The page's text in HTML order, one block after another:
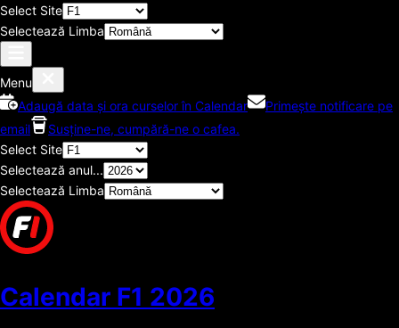
Select Site
Selectează Limba
Menu
Adaugă data și ora curselor în Calendar
Primește notificare pe
email
Susține-ne, cumpără-ne o cafea.
Select Site
Selectează anul...
Selectează Limba
Calendar F1 2026